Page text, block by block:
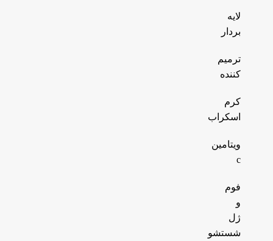
لایه
بردار
ترمیم
کننده
کرم
اسکراب
ویتامین
c
فوم
و
ژل
شستشو